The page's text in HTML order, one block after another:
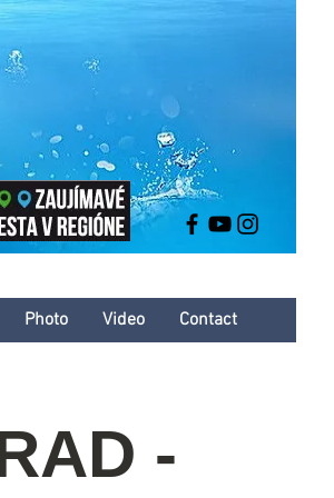
Photo Video Contact
-